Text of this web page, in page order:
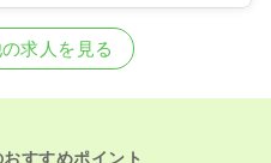
休止
求人を見る
すすめポイント